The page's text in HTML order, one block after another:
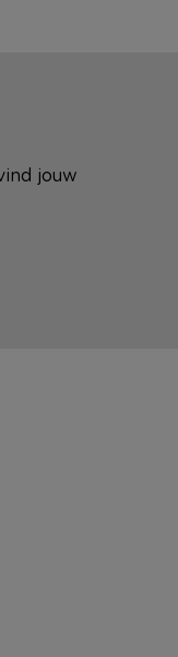
jouw